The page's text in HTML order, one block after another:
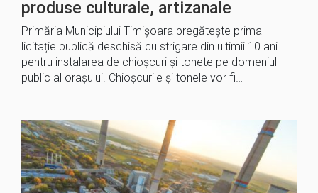
produse culturale, artizanale
Primăria Municipiului Timișoara pregătește prima
licitație publică deschisă cu strigare din ultimii 10 ani
pentru instalarea de chioșcuri și tonete pe domeniul
public al orașului. Chioșcurile și tonele vor fi…